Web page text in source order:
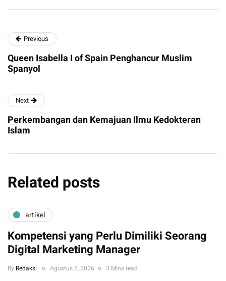
Previous
Queen Isabella I of Spain Penghancur Muslim
Spanyol
Next
Perkembangan dan Kemajuan Ilmu Kedokteran
Islam
Related posts
artikel
Kompetensi yang Perlu Dimiliki Seorang
Digital Marketing Manager
By Redaksi Agustus 6, 2026 3 Mins read